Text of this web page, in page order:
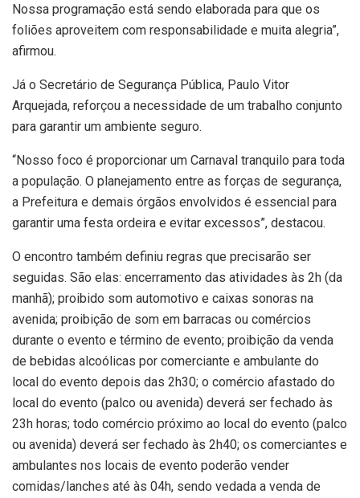
Nossa programação está sendo elaborada para que os
foliões aproveitem com responsabilidade e muita alegria”,
afirmou.
Já o Secretário de Segurança Pública, Paulo Vitor
Arquejada, reforçou a necessidade de um trabalho conjunto
para garantir um ambiente seguro.
“Nosso foco é proporcionar um Carnaval tranquilo para toda
a população. O planejamento entre as forças de segurança,
a Prefeitura e demais órgãos envolvidos é essencial para
garantir uma festa ordeira e evitar excessos”, destacou.
O encontro também definiu regras que precisarão ser
seguidas. São elas: encerramento das atividades às 2h (da
manhã); proibido som automotivo e caixas sonoras na
avenida; proibição de som em barracas ou comércios
durante o evento e término de evento; proibição da venda
de bebidas alcoólicas por comerciante e ambulante do
local do evento depois das 2h30; o comércio afastado do
local do evento (palco ou avenida) deverá ser fechado às
23h horas; todo comércio próximo ao local do evento (palco
ou avenida) deverá ser fechado às 2h40; os comerciantes e
ambulantes nos locais de evento poderão vender
comidas/lanches até às 04h, sendo vedada a venda de